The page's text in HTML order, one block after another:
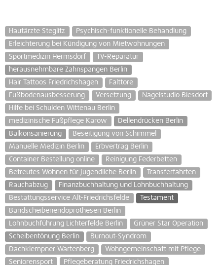
Hautärzte Steglitz
Psychisch-funktionelle Behandlung
Erleichterung bei Kündigung von Mietwohnungen
Sportmedizin Hermsdorf
TV-Reparatur
herausnehmbare Zahnspangen Berlin
Hair Tattoos Friedrichshagen
Falttore
Fußbodenausbesserung
Versetzung
Nagelstudio Biesdorf
Hilfe bei Schulden Wittenau Berlin
medizinische Fußpflege Karow
Dellendrücken Berlin
Balkonsanierung
Beseitigung von Schimmel
Manuelle Medizin Berlin
Erbvertrag Berlin
Container Bestellung online
Reinigung Federbetten
Betreutes Wohnen für Jugendliche Berlin
Transferfahrten
Rauchabzug
Finanzbuchhaltung und Lohnbuchhaltung
Bestattungsservice Alt-Friedrichsfelde
Testament
Bandscheibenendoprothesen Berlin
Lohnbuchführung Lichterfelde Berlin
Grüner Star Operation
Scheibentönung Berlin
Burnout-Syndrom
Dachklempner Wartenberg
Wohngemeinschaft mit Pflege
Seniorensport
Pflegeberatung Friedrichshagen